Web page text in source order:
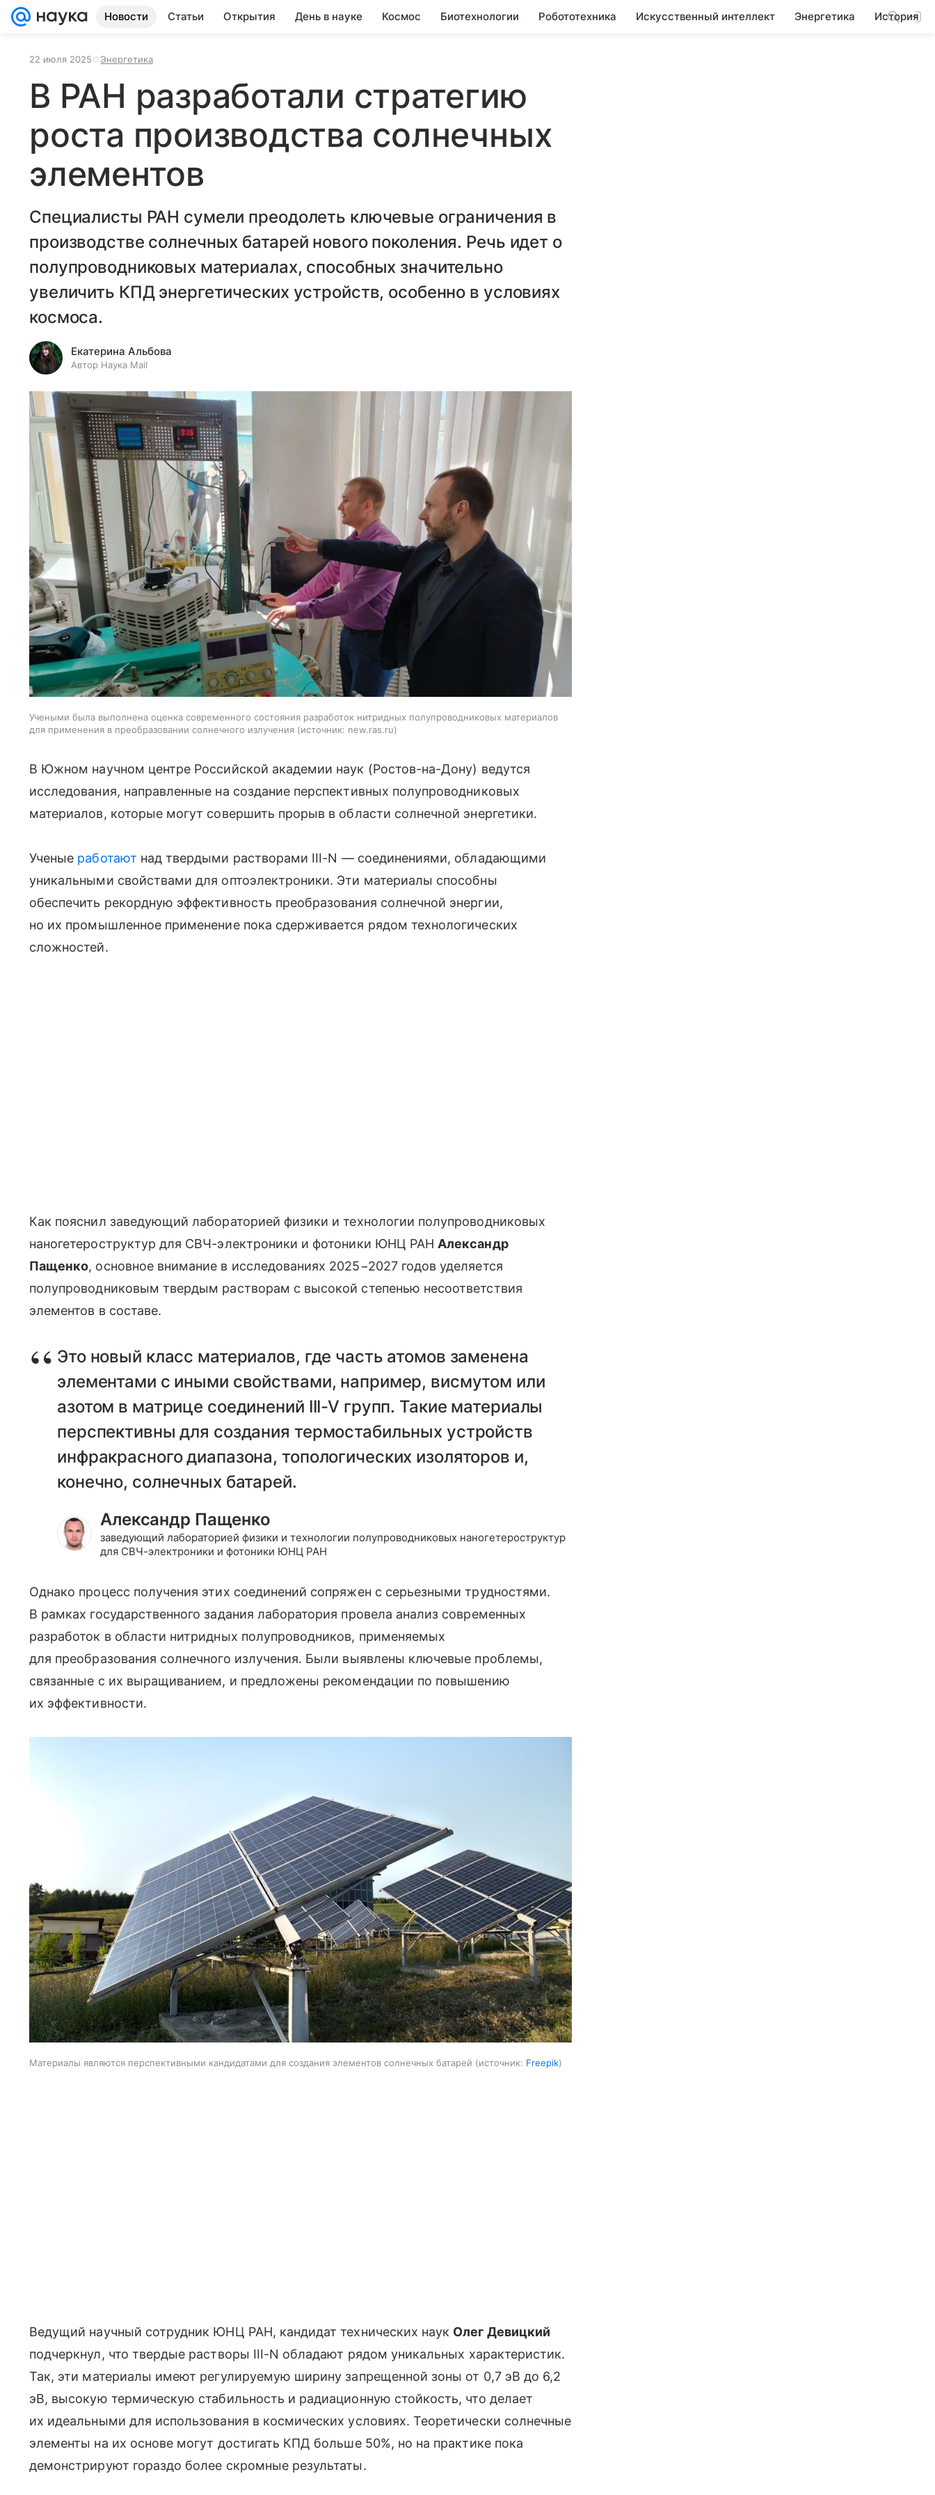
Новости Статьи Открытия День в науке Космос Биотехнологии Робототехника Искусственный интеллект Энергетика История
22 июля 2025 Энергетика
В РАН разработали стратегию
роста производства солнечных
элементов
Специалисты РАН сумели преодолеть ключевые ограничения в
производстве солнечных батарей нового поколения. Речь идет о
полупроводниковых материалах, способных значительно
увеличить КПД энергетических устройств, особенно в условиях
космоса.
Екатерина Альбова
Автор Наука Mail
Учеными была выполнена оценка современного состояния разработок нитридных полупроводниковых материалов
для применения в преобразовании солнечного излучения
источник: new.ras.ru
В Южном научном центре Российской академии наук (Ростов-на-Дону) ведутся
исследования, направленные на создание перспективных полупроводниковых
материалов, которые могут совершить прорыв в области солнечной энергетики.
Ученые работают над твердыми растворами III-N — соединениями, обладающими
уникальными свойствами для оптоэлектроники. Эти материалы способны
обеспечить рекордную эффективность преобразования солнечной энергии,
но их промышленное применение пока сдерживается рядом технологических
сложностей.
Как пояснил заведующий лабораторией физики и технологии полупроводниковых
наногетероструктур для СВЧ-электроники и фотоники ЮНЦ РАН Александр
Пащенко, основное внимание в исследованиях 2025−2027 годов уделяется
полупроводниковым твердым растворам с высокой степенью несоответствия
элементов в составе.
Это новый класс материалов, где часть атомов заменена
элементами с иными свойствами, например, висмутом или
азотом в матрице соединений III-V групп. Такие материалы
перспективны для создания термостабильных устройств
инфракрасного диапазона, топологических изоляторов и,
конечно, солнечных батарей.
Александр Пащенко
заведующий лабораторией физики и технологии полупроводниковых наногетероструктур
для СВЧ-электроники и фотоники ЮНЦ РАН
Однако процесс получения этих соединений сопряжен с серьезными трудностями.
В рамках государственного задания лаборатория провела анализ современных
разработок в области нитридных полупроводников, применяемых
для преобразования солнечного излучения. Были выявлены ключевые проблемы,
связанные с их выращиванием, и предложены рекомендации по повышению
их эффективности.
Материалы являются перспективными кандидатами для создания элементов солнечных батарей источник: Freepik
Ведущий научный сотрудник ЮНЦ РАН, кандидат технических наук Олег Девицкий
подчеркнул, что твердые растворы III-N обладают рядом уникальных характеристик.
Так, эти материалы имеют регулируемую ширину запрещенной зоны от 0,7 эВ до 6,2
эВ, высокую термическую стабильность и радиационную стойкость, что делает
их идеальными для использования в космических условиях. Теоретически солнечные
элементы на их основе могут достигать КПД больше 50%, но на практике пока
демонстрируют гораздо более скромные результаты.